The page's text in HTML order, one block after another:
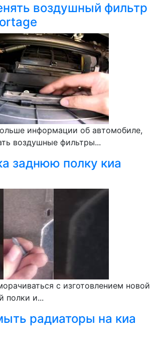
воздушный фильтр
информации об автомобиле,
воздушные фильтры...
заднюю полку киа
с изготовлением новой
полки и...
радиаторы на киа